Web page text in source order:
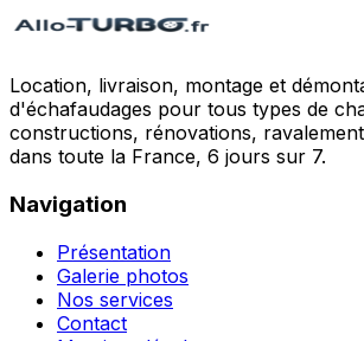
Location, livraison, montage et
d'échafaudages pour tous types de
constructions, rénovations,
dans toute la France, 6 jours sur 7.
Navigation
Présentation
Galerie photos
Nos services
Contact